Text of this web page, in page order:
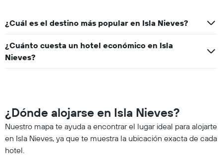
¿Cuál es el destino más popular en Isla Nieves?
¿Cuánto cuesta un hotel económico en Isla
Nieves?
¿Dónde alojarse en Isla Nieves?
Nuestro mapa te ayuda a encontrar el lugar ideal para alojarte
en Isla Nieves, ya que te muestra la ubicación exacta de cada
hotel.